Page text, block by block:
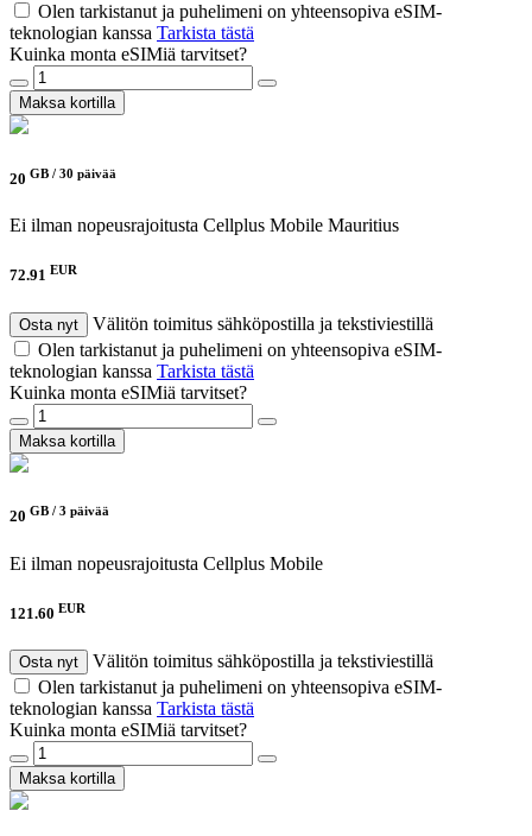
Olen tarkistanut ja puhelimeni on yhteensopiva eSIM-
teknologian kanssa Tarkista tästä
Kuinka monta eSIMiä tarvitset?
Maksa kortilla
20 GB / 30 päivää
Ei ilman nopeusrajoitusta Cellplus Mobile Mauritius
72.91 EUR
Osta nyt
Välitön toimitus sähköpostilla ja tekstiviestillä
Olen tarkistanut ja puhelimeni on yhteensopiva eSIM-
teknologian kanssa Tarkista tästä
Kuinka monta eSIMiä tarvitset?
Maksa kortilla
20 GB / 3 päivää
Ei ilman nopeusrajoitusta Cellplus Mobile
121.60 EUR
Osta nyt
Välitön toimitus sähköpostilla ja tekstiviestillä
Olen tarkistanut ja puhelimeni on yhteensopiva eSIM-
teknologian kanssa Tarkista tästä
Kuinka monta eSIMiä tarvitset?
Maksa kortilla